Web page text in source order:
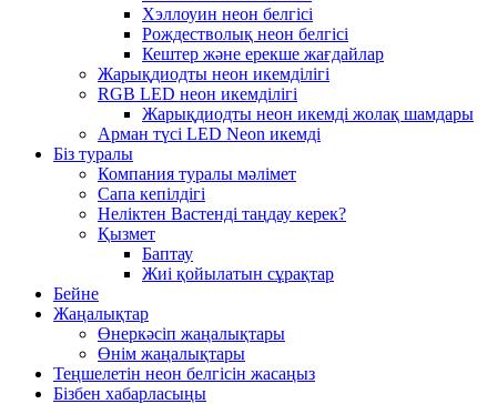
Хэллоуин неон белгісі
Рождестволық неон белгісі
Кештер және ерекше жағдайлар
Жарықдиодты неон икемділігі
RGB LED неон икемділігі
Жарықдиодты неон икемді жолақ шамдары
Арман түсі LED Neon икемді
Біз туралы
Компания туралы мәлімет
Сапа кепілдігі
Неліктен Вастенді таңдау керек?
Қызмет
Баптау
Жиі қойылатын сұрақтар
Бейне
Жаңалықтар
Өнеркәсіп жаңалықтары
Өнім жаңалықтары
Теңшелетін неон белгісін жасаңыз
Бізбен хабарласыңы